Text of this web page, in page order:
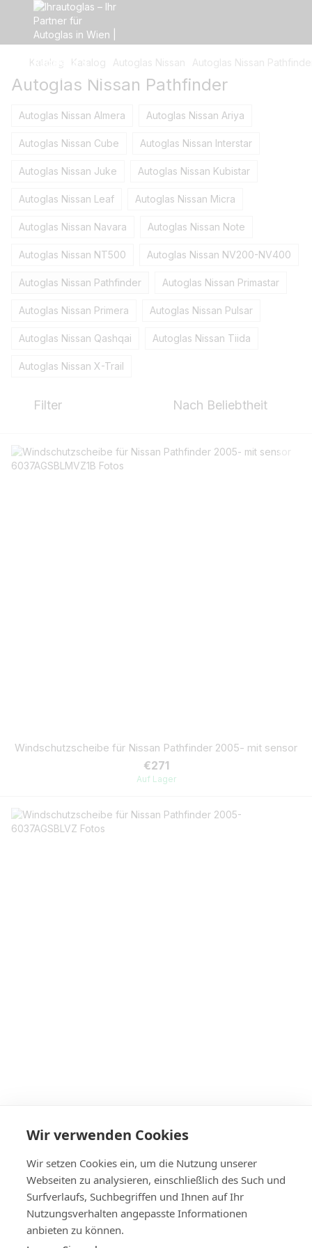
Katalog Katalog Autoglas Nissan Autoglas Nissan
Autoglas Nissan Pathfinder
Autoglas Nissan Almera Autoglas Nissan Ariya
Autoglas Nissan Cube Autoglas Nissan Interstar
Autoglas Nissan Juke Autoglas Nissan Kubistar
Autoglas Nissan Leaf Autoglas Nissan Micra
Autoglas Nissan Navara Autoglas Nissan Note
Autoglas Nissan NT500 Autoglas Nissan NV200-NV400
Autoglas Nissan Pathfinder Autoglas Nissan Primastar
Autoglas Nissan Primera Autoglas Nissan Pulsar
Autoglas Nissan Qashqai Autoglas Nissan Tiida
Autoglas Nissan X-Trail
Filter Nach Beliebtheit
Windschutzscheibe für Nissan Pathfinder 2005- mit sensor
€271
Auf Lager
€242
Auf Lager
+4314420014
Wir verwenden Cookies
Wir setzen Cookies ein, um die Nutzung unserer
Webseiten zu analysieren, einschließlich des Such und
Surfverlaufs, Suchbegriffen und Ihnen auf Ihr
Nutzungsverhalten angepasste Informationen
anbieten zu können.